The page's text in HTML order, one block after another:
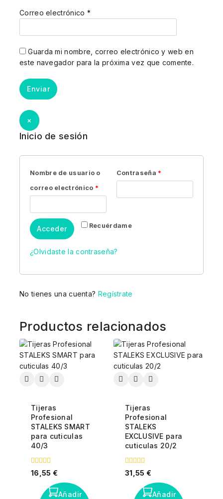
Correo electrónico *
Guarda mi nombre, correo electrónico y web en
este navegador para la próxima vez que comente.
×
Inicio de sesión
Nombre de usuario o
correo electrónico *
Contraseña *
Recuérdame
Acceder
¿Olvidaste la contraseña?
No tienes una cuenta? Regístrate
Productos relacionados
Tijeras
Profesional
STALEKS SMART
para cuticulas
40/3
0
fuera
16,55 €
Añadir
Tijeras
Profesional
STALEKS
EXCLUSIVE para
cuticulas 20/2
0
fuera
31,55 €
Añadir